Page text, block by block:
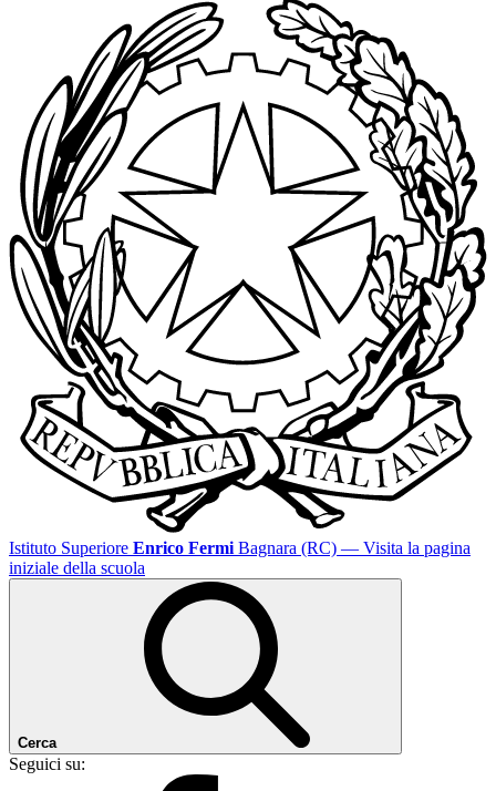
Istituto Superiore Enrico Fermi Bagnara (RC) — Visita la pagina
iniziale della scuola
Cerca
Seguici su: